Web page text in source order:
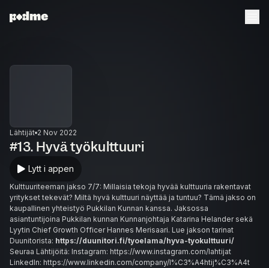
Lähtijät 2 Nov 2022
#13. Hyvä työkulttuuri
Lytt i appen
Kulttuuriteeman jakso 7/7: Millaisia tekoja hyvää kulttuuria rakentavat
yritykset tekevät? Miltä hyvä kulttuuri näyttää ja tuntuu? Tämä jakso on
kaupallinen yhteistyö Pukkilan Kunnan kanssa. Jaksossa
asiantuntijoina Pukkilan kunnan Kunnanjohtaja Katarina Helander sekä
Lyytin Chief Growth Officer Hannes Merisaari. Lue jakson tarinat
Duunitorista: https://duunitori.fi/tyoelama/hyva-tyokulttuuri/
Seuraa Lähtijöitä: Instagram: https://www.instagram.com/lahtijat
LinkedIn: https://www.linkedin.com/company/l%C3%A4htij%C3%A4t